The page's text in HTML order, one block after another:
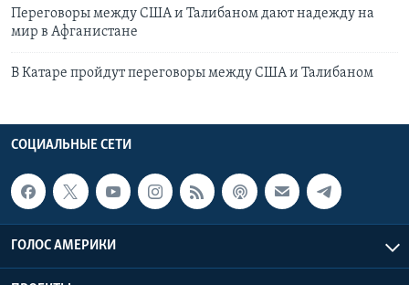
Переговоры между США и Талибаном дают надежду на
мир в Афганистане
В Катаре пройдут переговоры между США и Талибаном
СОЦИАЛЬНЫЕ СЕТИ
ГОЛОС АМЕРИКИ